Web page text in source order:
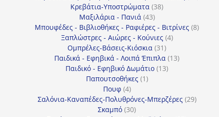
Κρεβάτια-Υποστρώματα 3838
Μαξιλάρια - Πανιά 4343
προϊόντα
Μπουφέδες - Βιβλιοθήκες - Ραφιέρες - Βιτρίνες 88
Ξαπλώστρες - Αιώρες - Κούνιες 44
Ομπρέλες-Βάσεις-Κιόσκια 3131
προϊόντα
Παιδικά - Εφηβικά - Λοιπά Έπιπλα 1313
Παιδικό - Εφηβικό Δωμάτιο 1313
Παπουτσοθήκες 11
Πουφ 44
προϊόντα
Σαλόνια-Καναπέδες-Πολυθρόνες-Μπερζέρες 2929
Σκαμπό 3030